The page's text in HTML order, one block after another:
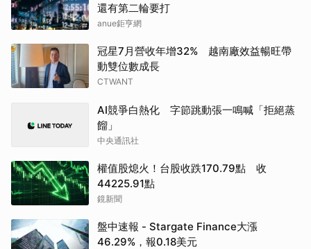
還有第二輪要打
anue鉅亨網
冠星7月營收年增32% 越南廠效益暢旺帶
動雙位數成長
CTWANT
AI競爭白熱化 字節跳動張一鳴喊「拒絕蒸
餾」
中央通訊社
權值股熄火！台股收跌170.79點 收
44225.91點
鏡新聞
盤中速報 - Stargate Finance大漲
46.29%，報0.18美元